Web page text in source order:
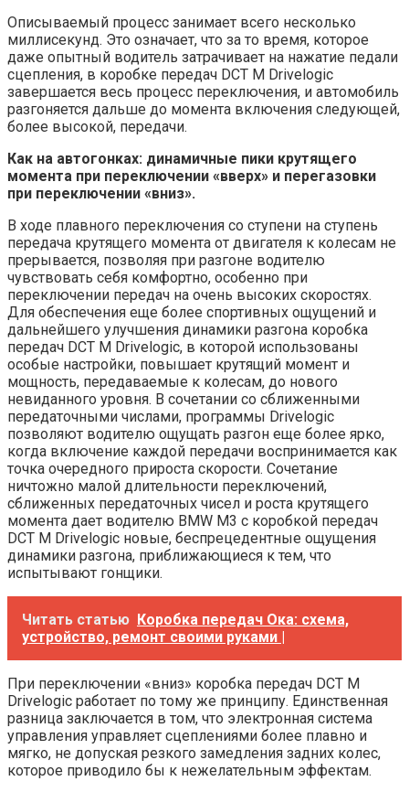
Описываемый процесс занимает всего несколько
миллисекунд. Это означает, что за то время, которое
даже опытный водитель затрачивает на нажатие педали
сцепления, в коробке передач DCT М Drivelogic
завершается весь процесс переключения, и автомобиль
разгоняется дальше до момента включения следующей,
более высокой, передачи.
Как на автогонках: динамичные пики крутящего
момента при переключении «вверх» и перегазовки
при переключении «вниз».
В ходе плавного переключения со ступени на ступень
передача крутящего момента от двигателя к колесам не
прерывается, позволяя при разгоне водителю
чувствовать себя комфортно, особенно при
переключении передач на очень высоких скоростях.
Для обеспечения еще более спортивных ощущений и
дальнейшего улучшения динамики разгона коробка
передач DCT М Drivelogic, в которой использованы
особые настройки, повышает крутящий момент и
мощность, передаваемые к колесам, до нового
невиданного уровня. В сочетании со сближенными
передаточными числами, программы Drivelogic
позволяют водителю ощущать разгон еще более ярко,
когда включение каждой передачи воспринимается как
точка очередного прироста скорости. Сочетание
ничтожно малой длительности переключений,
сближенных передаточных чисел и роста крутящего
момента дает водителю BMW M3 с коробкой передач
DCT М Drivelogic новые, беспрецедентные ощущения
динамики разгона, приближающиеся к тем, что
испытывают гонщики.
Читать статью Коробка передач Ока: схема,
устройство, ремонт своими руками |
При переключении «вниз» коробка передач DCT М
Drivelogic работает по тому же принципу. Единственная
разница заключается в том, что электронная система
управления управляет сцеплениями более плавно и
мягко, не допуская резкого замедления задних колес,
которое приводило бы к нежелательным эффектам.